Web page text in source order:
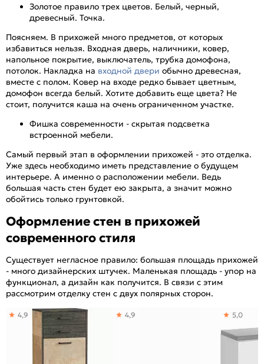
Золотое правило трех цветов. Белый, черный,
древесный. Точка.
Поясняем. В прихожей много предметов, от которых
избавиться нельзя. Входная дверь, наличники, ковер,
напольное покрытие, выключатель, трубка домофона,
потолок. Накладка на входной двери обычно древесная,
вместе с полом. Ковер на входе редко бывает цветным,
домофон всегда белый. Хотите добавить еще цвета? Не
стоит, получится каша на очень ограниченном участке.
Фишка современности - скрытая подсветка
встроенной мебели.
Самый первый этап в оформлении прихожей - это отделка.
Уже здесь необходимо иметь представление о будущем
интерьере. А именно о расположении мебели. Ведь
большая часть стен будет ею закрыта, а значит можно
обойтись только грунтовкой.
Оформление стен в прихожей
современного стиля
Существует негласное правило: большая площадь прихожей
- много дизайнерских штучек. Маленькая площадь - упор на
функционал, а дизайн как получится. В связи с этим
рассмотрим отделку стен с двух полярных сторон.
4,9 4,9 5,0